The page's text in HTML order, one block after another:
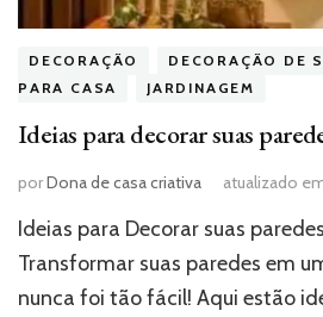
DECORAÇÃO DECORAÇÃO DE
PARA CASA
JARDINAGEM
Ideias para decorar suas
porDona de casa criativa atualizado
Ideias para Decorar suas
Transformar suas paredes em
nunca foi tão fácil! Aqui estão